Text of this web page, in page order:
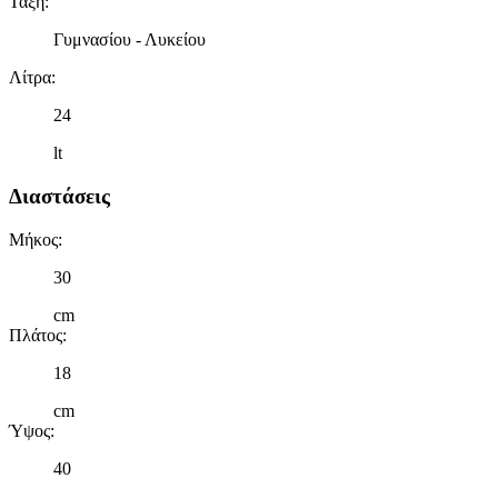
Γυμνασίου - Λυκείου
Λίτρα:
24
lt
Διαστάσεις
Μήκος:
30
cm
Πλάτος:
18
cm
Ύψος:
40